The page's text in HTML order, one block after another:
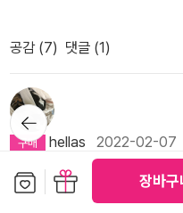
장바구
했고,첼로를 연주하실 정도로
동을 구사하실 줄 알았으며,엄
줄 알았던 그야말로 진정한 신
알았는데 날마다 선명해지는
명복을 빈다, 부디 영면하시길~!
기를 다룬 걸까나. 나의 짧은
그래도 충분히 즐거웠던 작품
긴 해야겠더라. 거참, 산 넘어 산
까. 그런데 백작은 청년 시절,
았던가. 자본주의 사회의 최선
가는 그런 이데올로기 논쟁보
했던 백작 주변의 소시민들의
예를 들어, 애국전쟁 당시 마지
외아들의 방을 유지하고 싶은
다. 그리고 표트르 대제와 이반
사적으로 자기파멸적인 경향
병이면 됐지 뭘 와인까지. 애
않았던 우리나라 사람들이 지
와인을 이야기했을 뿐, 여전한
는 수준으로 이해해주시라. 주
버틸 수 있는 힘은 할머니가 쓰
의 공간에 담겨있던 금화였다
농장에서 올라오는 소작료도
싶은 것을 보고, 읽고 싶은 것
시라도 만끽해보고 싶은 욕망
싶은 욕망이 그를 추동한 것이
해 그가 원치 않았던 삶 속으로
와 점잖은 몸가짐, 예의 바른
만들고 마침내 운명을 자신의
신사다운 태도는 혁명 정신 투
나 시대의 조류와는 맞지 않
훈장 수훈자, 경마 클럽 회원,
일리치 로스토프 백작은 내무
게 됩니다.​이그나토프 알렉산
모두 고려해 보면 우린 그 시 「
민한 영혼이 자기 계급의 부패
지금은 한때 자신이 지지했던
에 생각할 수 없소. 이를 근거
내보내 수감하는 게 온당할
공감 (7) 댓글 (1)
hellas 2022-02-07
러시아의 근대사를 바탕으로
뒤로가
기